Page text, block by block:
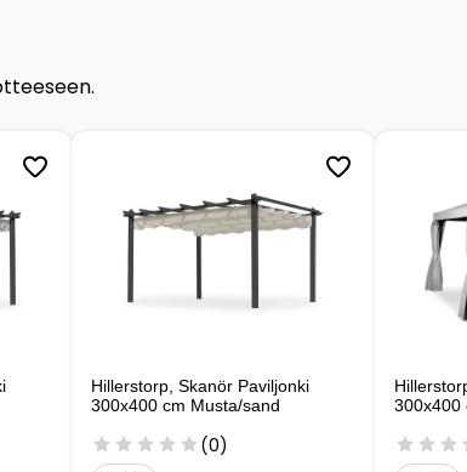
Hillerstorp, Skanör Paviljonki
300x400 cm Musta/sand
(0)
300x400